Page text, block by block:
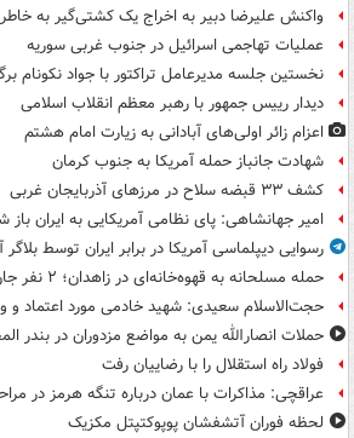
واکنش علیرضا دبیر به اخراج یک کشتی‌گیر به
عملیات تهاجمی اسرائیل در جنوب غربی سوریه
نخستین جلسه مدیرعامل تراکتور با جواد نکونام
دیدار رییس جمهور با رهبر معظم انقلاب اسلامی
اعزام زائر اولی‌های آبادانی به زیارت امام هشتم
شهادت جانباز حمله آمریکا به جنوب کرمان
کشف ۳۳ قبضه سلاح در مرزهای آذربایجان غربی
امیر جهانشاهی: پای نظامی آمریکایی به ایران
رسوایی دیپلماسی آمریکا در برابر ایران توسط بلاگر
حمله مسلحانه به قهوه‌خانه‌ای در زاهدان؛ ۲ نفر جان باختند
حجت‌الاسلام سعیدی: شهید خادمی مورد اعتماد و
حملات انصارالله یمن به مواضع مزدوران در بندر
فولاد راه استقلال را با رضاییان رفت
عراقچی: مذاکرات با عمان درباره تنگه هرمز در
لحظه فوران آتشفشان پوپوکتپتل مکزیک